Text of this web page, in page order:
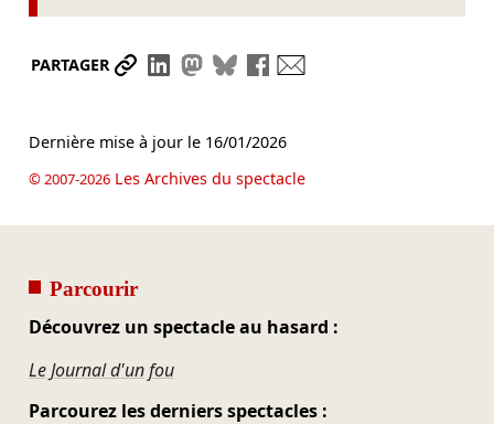
PARTAGER Partager le lien
Partager sur LinkedIn
Partager sur Mastodon
Partager sur Bluesky
Partager sur Facebook
Dernière mise à jour le 16/01/2026
© 2007-2026Les Archives du spectacle
Parcourir
Découvrez un spectacle au hasard :
Le Journal d'un fou
Parcourez les derniers spectacles :